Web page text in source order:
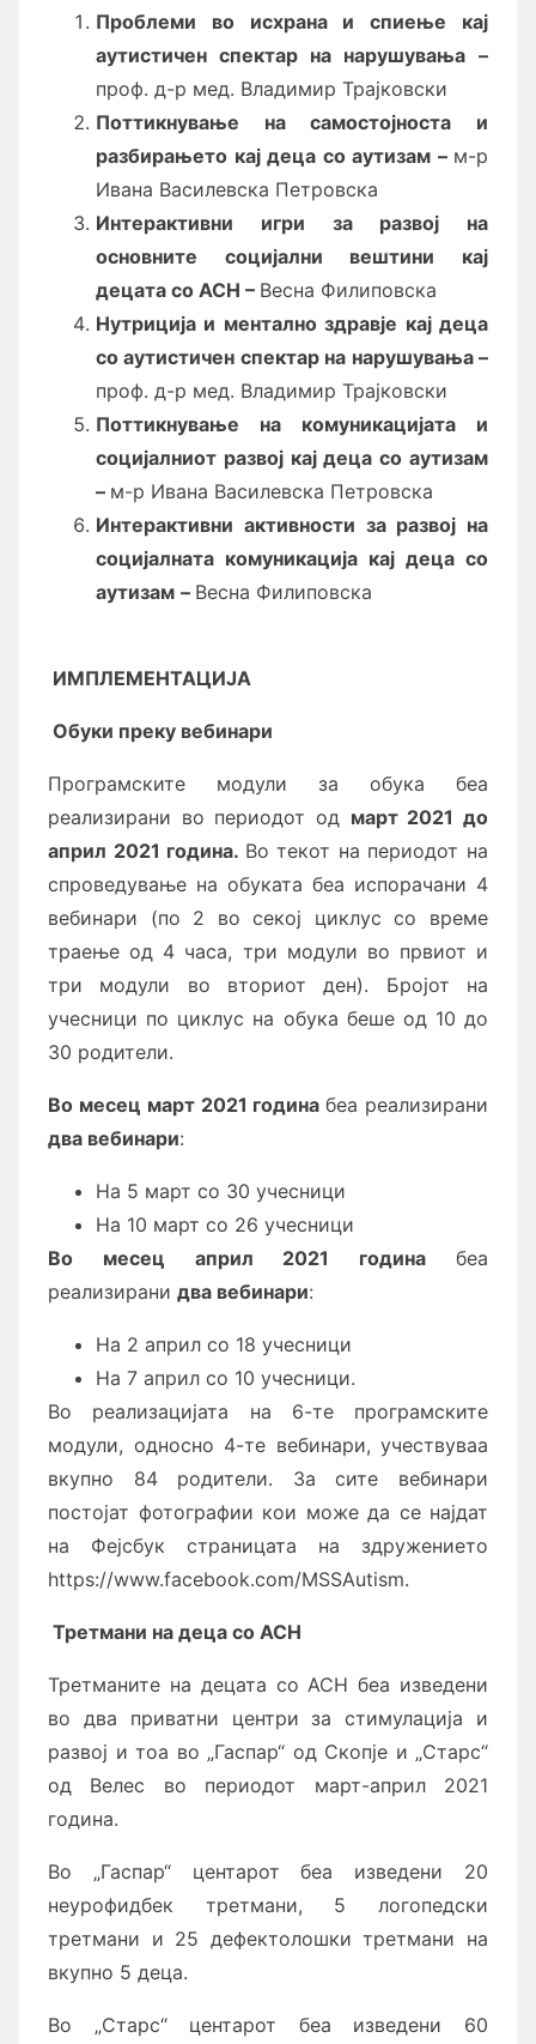
Проблеми во исхрана и спиење кај
аутистичен спектар на нарушувања –
проф. д-р мед. Владимир Трајковски
Поттикнување на самостојноста и
разбирањето кај деца со аутизам – м-р
Ивана Василевска Петровска
Интерактивни игри за развој на
основните социјални вештини кај
децата со АСН – Весна Филиповска
Нутриција и ментално здравје кај деца
соаутистичен спектар на нарушувања–
проф. д-р мед. Владимир Трајковски
Поттикнување на комуникацијата и
социјалниот развој кај деца со аутизам
– м-р Ивана Василевска Петровска
Интерактивни активности за развој на
социјалната комуникација кај деца со
аутизам – Весна Филиповска
ИМПЛЕМЕНТАЦИЈА
Обуки преку вебинари
Програмските модули за обука беа
реализирани во периодот од март2021 до
април 2021 година. Во текот на периодот на
спроведување на обуката беа испорачани 4
вебинари (по 2 во секој циклус со време
траење од 4 часа, три модули во првиот и
три модули во вториот ден). Бројот на
учесници по циклус на обука беше од 10 до
30 родители.
Во месец март 2021 годинабеа реализирани
два вебинари:
На 5 март со 30 учесници
На 10 март со 26 учесници
Во месец април 2021 година беа
реализирани два вебинари:
На 2 април со 18 учесници
На 7 април со 10 учесници.
Во реaлизацијата на 6-те програмските
модули, односно 4-те вебинари, учествуваа
вкупно 84 родители. За сите вебинари
постојат фотографии кои може да се најдат
на Фејсбук страницата на здружението
https://www.facebook.com/MSSAutism.
Третмани на деца со АСН
Третманите на децата со АСН беа изведени
во два приватни центри за стимулација и
развој и тоа во „Гаспар“ од Скопје и „Старс“
од Велес во периодот март-април 2021
година.
Во „Гаспар“ центарот беа изведени 20
неурофидбек третмани, 5 логопедски
третмани и 25 дефектолошки третмани на
вкупно 5 деца.
Во „Старс“ центарот беа изведени 60